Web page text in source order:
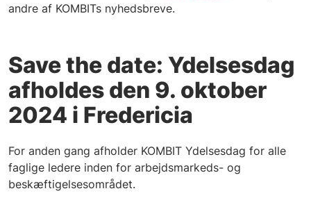
andre af KOMBITs nyhedsbreve.
Save the date: Ydelsesdag
afholdes den 9. oktober
2024 i Fredericia
For anden gang afholder KOMBIT Ydelsesdag for alle
faglige ledere inden for arbejdsmarkeds- og
beskæftigelsesområdet.